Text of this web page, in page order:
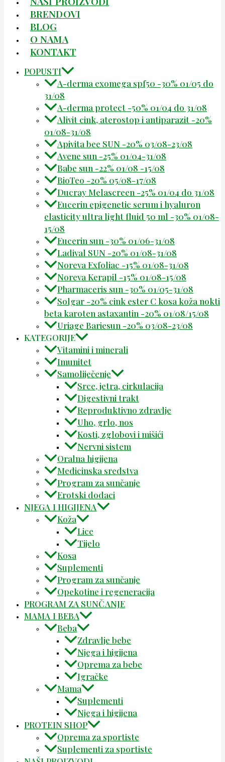
BRENDOVI
BLOG
O NAMA
KONTAKT
POPUSTI
A-derma exomega spf50 -30% 01/05 do
31/08
A-derma protect -50% 01/04 do 31/08
Alivit cink, aterostop i antiparazit -20%
01/08-31/08
Apivita bee SUN -20% 03/08-23/08
Avene sun -25% 01/04-31/08
Babe sun -22% 01/08 -15/08
BioTeo -20% 05/08-17/08
Ducray Melascreen -25% 01/04 do 31/08
Eucerin epigenetic serum i hyaluron
elasticity ultra light fluid 50 ml -30% 01/08-
15/08
Eucerin sun -30% 01/06-31/08
Ladival SUN -20% 01/08-31/08
Noreva Exfoliac -15% 01/08-31/08
Noreva Kerapil -15% 01/08-15/08
Pharmaceris sun -30% 01/05-31/08
Solgar -20% cink ester C kosa koža nokti
beta karoten astaxantin -20% 01/08/15/08
Uriage Bariesun -20% 03/08-23/08
KATEGORIJE
Vitamini i minerali
Imunitet
Samoliječenje
Srce, jetra, cirkulacija
Digestivni trakt
Reproduktivno zdravlje
Uho, grlo, nos
Kosti, zglobovi i mišići
Nervni sistem
Oralna higijena
Medicinska sredstva
Program za sunčanje
Erotski dodaci
NJEGA I HIGIJENA
Koža
Lice
Tijelo
Kosa
Suplementi
Program za sunčanje
Opekotine i regeneracija
PROGRAM ZA SUNČANJE
MAMA I BEBA
Beba
Zdravlje bebe
Njega i higijena
Oprema za bebe
Igračke
Mama
Suplementi
Njega i higijena
PROTEIN SHOP
Oprema za sportiste
Suplementi za sportiste